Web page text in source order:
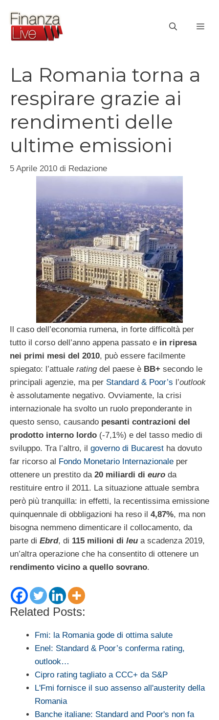
contenuto
La Romania torna a
respirare grazie ai
rendimenti delle
ultime emissioni
5 Aprile 2010 di Redazione
Il caso dell’economia rumena, in forte difficoltà per
tutto il corso dell’anno appena passato e in ripresa
nei primi mesi del 2010, può essere facilmente
spiegato: l’attuale ratingdel paese è BB+ secondo le
principali agenzie, ma per Standard & Poor’s l’outlook
è assolutamente negativo. Ovviamente, la crisi
internazionale ha svolto un ruolo preponderante in
questo senso, causando pesanti contrazioni del
prodotto interno lordo (-7,1%) e del tasso medio di
sviluppo. Tra l’altro, il governo di Bucarest ha dovuto
far ricorso al Fondo Monetario Internazionale per
ottenere un prestito da 20 miliardi di euro da
restituire entro il 2011. La situazione attuale sembra
però più tranquilla: in effetti, la recentissima emissione
quinquennale di obbligazioni ha reso il 4,87%, ma non
bisogna nemmeno dimenticare il collocamento, da
parte di Ebrd, di 115 milioni di leu a scadenza 2019,
un’altra operazione che ha consentito di ottenere un
rendimento vicino a quello sovrano.
Related Posts:
Fmi: la Romania gode di ottima salute
Enel: Standard & Poor’s conferma rating,
outlook…
Cipro rating tagliato a CCC+ da S&P
L'Fmi fornisce il suo assenso all'austerity della
Romania
Banche italiane: Standard and Poor's non fa